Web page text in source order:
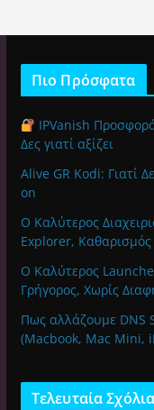
Πιο Πρόσφατα
IPVanish
Δες γιατί αξίζει
Alive GR Kodi: Γιατί
on
Ο Καλύτερος
Explorer,
Ο Καλύτερος
Γρήγορος, Χωρίς
Πως αλλάζουμε DNS
(Macbook, Mac Mini,
Τελευταία Σχόλια